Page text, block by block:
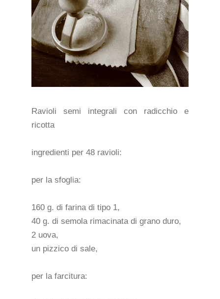
Ravioli semi integrali con radicchio e
ricotta
ingredienti per 48 ravioli:
per la sfoglia:
160 g. di farina di tipo 1,
40 g. di semola rimacinata di grano duro,
2 uova,
un pizzico di sale,
per la farcitura: